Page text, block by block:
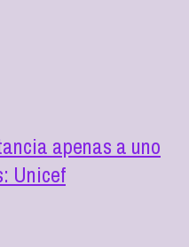
apenas a uno
Unicef